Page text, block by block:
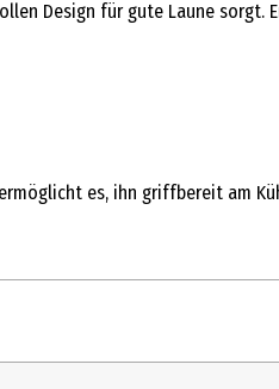
Design für gute Laune
es, ihn griffbereit am